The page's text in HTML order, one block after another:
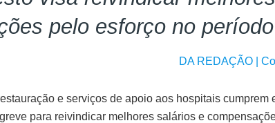
pelo esforço no
DA REDAÇÃO |
e serviços de apoio aos hospitais cumprem
para reivindicar melhores salários e